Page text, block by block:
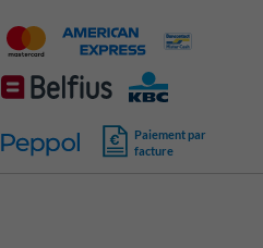
Paiement par
facture